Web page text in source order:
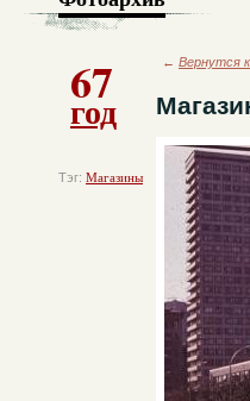
67
год
Тэг: Магазины
← Вернутся